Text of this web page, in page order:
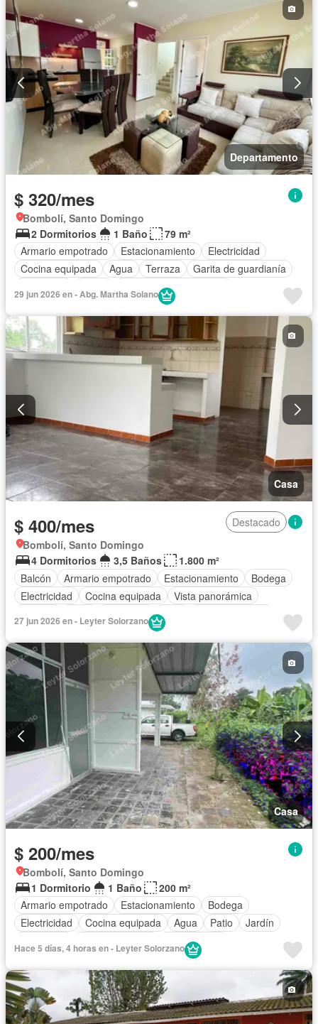
Departamento
$ 320/mes
Bombolí, Santo Domingo
2 Dormitorios
1 Baño
79 m²
Armario empotrado
Estacionamiento
Electricidad
Cocina equipada
Agua Terraza
Garita de guardianía
Parcialmente amoblado
29 jun 2026 en - Abg. Martha Solano
Casa
$ 400/mes
Destacado
Bombolí, Santo Domingo
4 Dormitorios
3,5 Baños
1.800 m²
Balcón
Armario empotrado Estacionamiento
Bodega
Electricidad
Cocina equipada
Vista panorámica
Patio
Seguridad
Solo familias
27 jun 2026 en - Leyter Solorzano
Casa
$ 200/mes
Bombolí, Santo Domingo
1 Dormitorio
1 Baño
200 m²
Armario empotrado
Estacionamiento
Bodega
Electricidad
Cocina equipada Agua Patio
Jardín
Solo familias
Completamente amoblado
Hace 5 días, 4 horas en - Leyter Solorzano